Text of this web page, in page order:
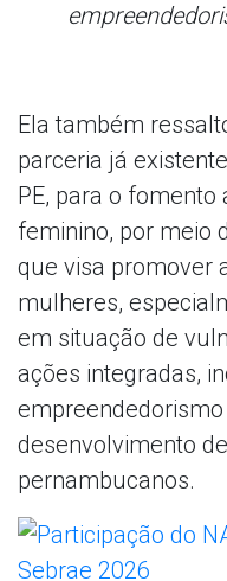
Ela também
parceria já
PE, para o
feminino, por meio
que visa promover
mulheres,
em situação de
ações integradas,
desenvolvimento
pernambucanos.